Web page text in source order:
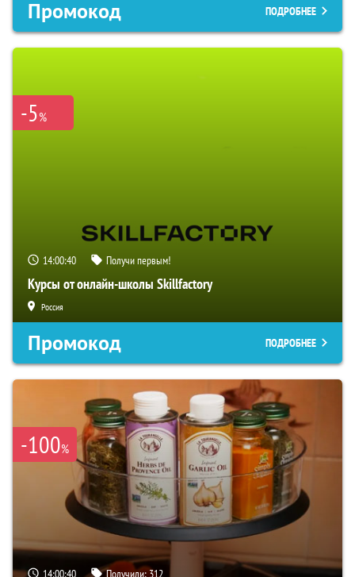
Промокод ПОДРОБНЕЕ
-5%
14:00:39 Получи первым!
Курсы от онлайн-школы Skillfactory
Россия
Промокод ПОДРОБНЕЕ
-100%
14:00:39 Получили: 312